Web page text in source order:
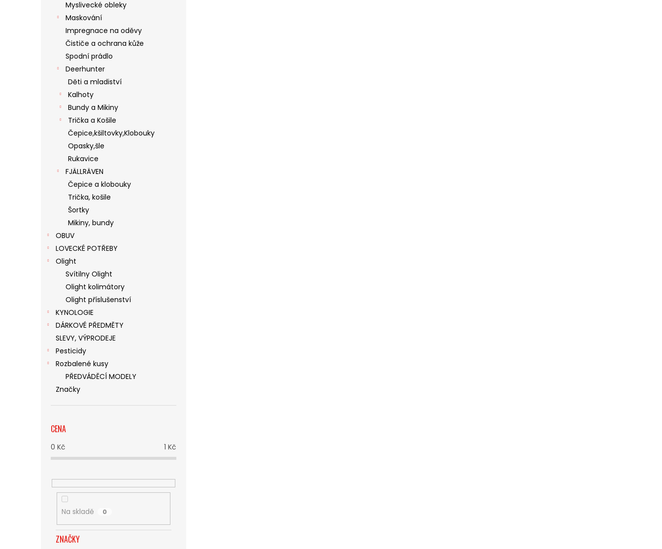
Myslivecké obleky
Maskování
Impregnace na oděvy
Čističe a ochrana kůže
Spodní prádlo
Deerhunter
Děti a mladiství
Kalhoty
Bundy a Mikiny
Trička a Košile
Čepice,kšiltovky,Klobouky
Opasky,šle
Rukavice
FJÄLLRÄVEN
Čepice a klobouky
Trička, košile
Šortky
Mikiny, bundy
OBUV
LOVECKÉ POTŘEBY
Olight
Svítilny Olight
Olight kolimátory
Olight příslušenství
KYNOLOGIE
DÁRKOVÉ PŘEDMĚTY
SLEVY, VÝPRODEJE
Pesticidy
Rozbalené kusy
PŘEDVÁDĚCÍ MODELY
Značky
CENA
0 Kč 1 Kč
Na skladě 0
ZNAČKY